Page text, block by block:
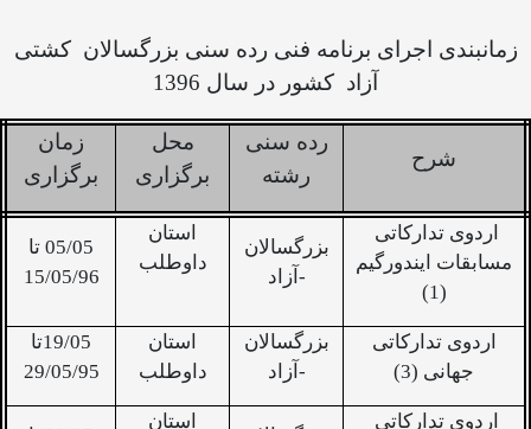
زمانبندی اجرای برنامه فنی رده سنی بزرگسالان کشتی
آزاد کشور در سال 1396
شرح
رده سنی
رشته
محل
برگزاری
زمان
برگزاری
اردوی تدارکاتی
مسابقات ایندورگیم
(1)
بزرگسالان
-آزاد
استان
داوطلب
05/05 تا
15/05/96
اردوی تدارکاتی
جهانی (3)
بزرگسالان
-آزاد
استان
داوطلب
19/05تا
29/05/95
اردوی تدارکاتی
استان